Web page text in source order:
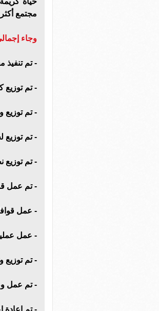
مجتمع
وجاء
- تم تنفيذ
- تم توزيع كراتين
- تم توزيع
- تم توزيع لحوم
- تم توزيع
- تم عمل قوافل
- عمل قوافل
- عمل
- تم توزيع
- تم عمل وصلات